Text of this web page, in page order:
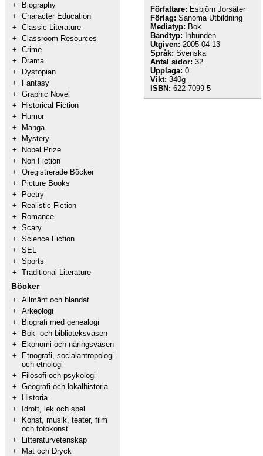
+
Biography
+ Character Education
+ Classic Literature
+ Classroom Resources
+ Crime
+
Drama
+
Dystopian
+
Fantasy
+ Graphic Novel
+
Historical Fiction
+
Humor
+
Manga
+
Mystery
+
Nobel Prize
+
Non Fiction
+ Oregistrerade Böcker
+
Picture Books
+
Poetry
+
Realistic Fiction
+
Romance
+ Scary
+ Science Fiction
+ SEL
+ Sports
+ Traditional Literature
Böcker
+ Allmänt och blandat
+ Arkeologi
+
Biografi med genealogi
+
Bok- och biblioteksväsen
+
Ekonomi och näringsväsen
+
Etnografi, socialantropologi
och etnologi
+
Filosofi och psykologi
+ Geografi och lokalhistoria
+
Historia
+
Idrott, lek och spel
+
Konst, musik, teater, film
och fotokonst
+
Litteraturvetenskap
+
Mat och Dryck
Författare: Esbjörn Jorsäter
Förlag: Sanoma Utbildning
Mediatyp: Bok
Bandtyp: Inbunden
Utgiven: 2005-04-13
Språk: Svenska
Antal sidor: 32
Upplaga: 0
Vikt: 340g
ISBN: 622-7099-5